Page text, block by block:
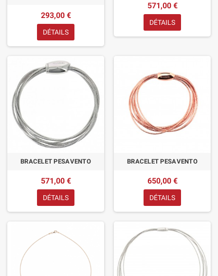
293,00 €
DÉTAILS
571,00 €
DÉTAILS
BRACELET PESAVENTO
571,00 €
DÉTAILS
BRACELET PESAVENTO
650,00 €
DÉTAILS